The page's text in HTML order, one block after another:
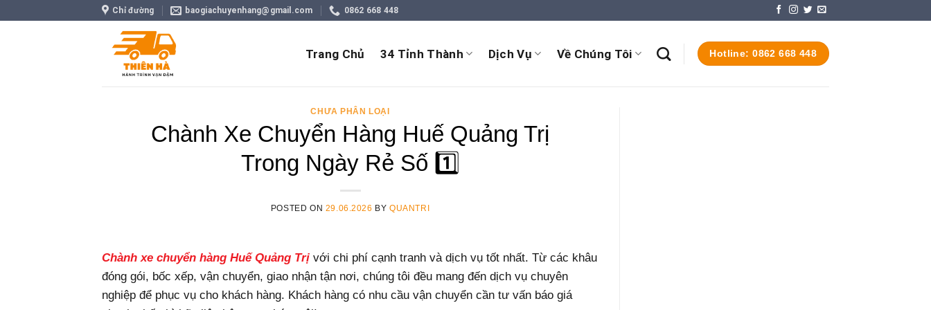
Chỉ đường baogiachuyenhang@gmail.com 0862 668 448
Trang Chủ 34 Tỉnh Thành Dịch Vụ Về Chúng Tôi Hotline: 0862 668 448
CHƯA PHÂN LOẠI
Chành Xe Chuyển Hàng Huế Quảng Trị
Trong Ngày Rẻ Số 1️⃣
POSTED ON 29.06.2026 BYQUANTRI
Chành xe chuyển hàng Huế Quảng Trị với chi phí cạnh tranh và dịch vụ tốt nhất. Từ các khâu
đóng gói, bốc xếp, vận chuyển, giao nhận tận nơi, chúng tôi đều mang đến dịch vụ chuyên
nghiệp để phục vụ cho khách hàng. Khách hàng có nhu cầu vận chuyển cần tư vấn báo giá